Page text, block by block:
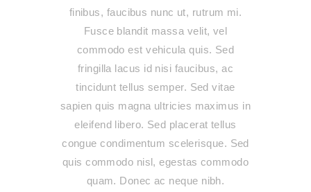
finibus, faucibus nunc ut, rutrum mi.
Fusce blandit massa velit, vel
commodo est vehicula quis. Sed
fringilla lacus id nisi faucibus, ac
tincidunt tellus semper. Sed vitae
sapien quis magna ultricies maximus in
eleifend libero. Sed placerat tellus
congue condimentum scelerisque. Sed
quis commodo nisl, egestas commodo
quam. Donec ac neque nibh.